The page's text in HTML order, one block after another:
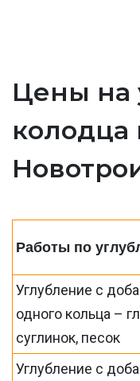
Цены на
колодца
Работы по
Углубление с
одного кольца –
суглинок, песок
Углубление с